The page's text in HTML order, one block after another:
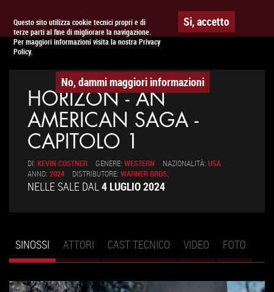
Questo sito utilizza cookie tecnici propri e di
terze parti al fine di migliorare la navigazione.
Per maggiori informazioni visita la nostra Privacy
Policy.
Si, accetto
No, dammi maggiori informazioni
APPUNTAMENTO AL CINEMA
HORIZON - AN
AMERICAN SAGA -
CAPITOLO 1
DI: KEVIN COSTNER GENERE: WESTERN NAZIONALITÀ: USA
ANNO: 2024 DISTRIBUTORE: WARNER BROS.
NELLE SALE DAL4 LUGLIO 2024
Schede primarie
SINOSSI (SCHEDA
ATTIVA)
ATTORI CAST TECNICO VIDEO FOTO